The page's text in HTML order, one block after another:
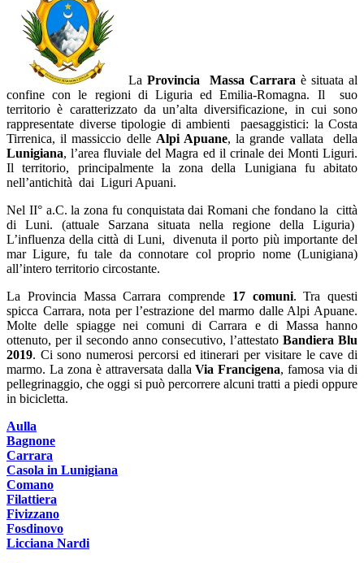
La Provincia Massa Carrara è situata al
confine con le regioni di Liguria ed Emilia-Romagna. Il suo
territorio è caratterizzato da un’alta diversificazione, in cui sono
rappresentate diverse tipologie di ambienti paesaggistici: la Costa
Tirrenica, il massiccio delle Alpi Apuane, la grande vallata della
Lunigiana, l’area fluviale del Magra ed il crinale dei Monti Liguri.
Il territorio, principalmente la zona della Lunigiana fu abitato
nell’antichità dai Liguri Apuani.
Nel II° a.C. la zona fu conquistata dai Romani che fondano la città
di Luni. (attuale Sarzana situata nella regione della Liguria)
L’influenza della città di Luni, divenuta il porto più importante del
mar Ligure, fu tale da connotare col proprio nome (Lunigiana)
all’intero territorio circostante.
La Provincia Massa Carrara comprende 17 comuni. Tra questi
spicca Carrara, nota per l’estrazione del marmo dalle Alpi Apuane.
Molte delle spiagge nei comuni di Carrara e di Massa hanno
ottenuto, per il secondo anno consecutivo, l’attestato Bandiera Blu
2019. Ci sono numerosi percorsi ed itinerari per visitare le cave di
marmo. La zona è attraversata dallaVia Francigena, famosa via di
pellegrinaggio, che oggi si può percorrere alcuni tratti a piedi oppure
in bicicletta.
Aulla
Bagnone
Carrara
Casola in Lunigiana
Comano
Filattiera
Fivizzano
Fosdinovo
Licciana Nardi